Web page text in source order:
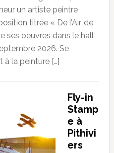
un artiste peintre
titrée « De l’Air, de
ses oeuvres dans le hall
2026. Se
la peinture […]
Fly-in
Stamp
e à
Pithivi
ers